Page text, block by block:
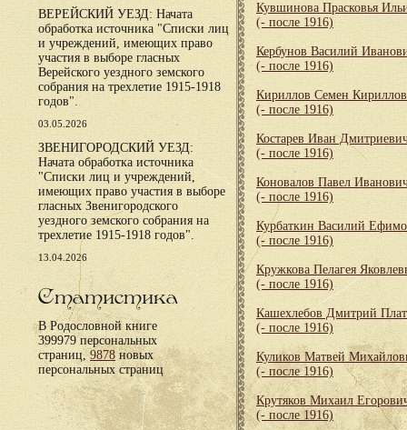
ВЕРЕЙСКИЙ УЕЗД: Начата
обработка источника "Списки лиц
и учреждений, имеющих право
участия в выборе гласных
Верейского уездного земского
собрания на трехлетие 1915-1918
годов".
03.05.2026
ЗВЕНИГОРОДСКИЙ УЕЗД:
Начата обработка источника
"Списки лиц и учреждений,
имеющих право участия в выборе
гласных Звенигородского
уездного земского собрания на
трехлетие 1915-1918 годов".
13.04.2026
Статистика
В Родословной книге
399979 персональных
страниц,9878 новых
персональных страниц
Кувшинова Прасковья
(- после 1916)
Кербунов Василий
(- после 1916)
Кириллов Семен
(- после 1916)
Костарев Иван
(- после 1916)
Коновалов Павел
(- после 1916)
Курбаткин Василий
(- после 1916)
Кружкова Пелагея
(- после 1916)
Кашехлебов Дмитрий
(- после 1916)
Куликов Матвей
(- после 1916)
Крутяков Михаил
(- после 1916)